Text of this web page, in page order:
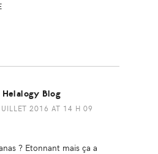
Helalogy Blog
2016 AT 14 H 09
? Etonnant mais ça a